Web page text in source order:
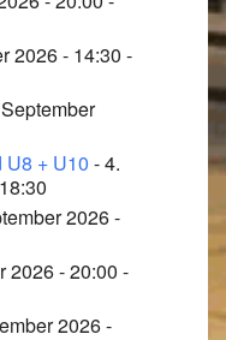
2026 - 14:30 -
U8 + U10 - 4.
2026 -
2026 - 20:00 -
2026 -